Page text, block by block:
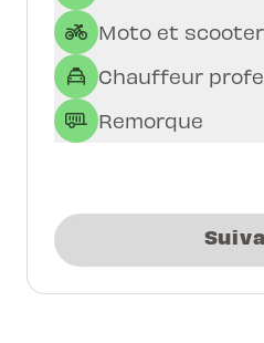
Moto et scooter
Chauffeur
Remorque